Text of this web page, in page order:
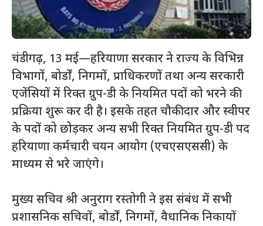
चंडीगढ़, 13 मई—हरियाणा सरकार ने राज्य के विभिन्न
विभागों, बोर्डों, निगमों, प्राधिकरणों तथा अन्य सरकारी
एजेंसियों में रिक्त ग्रुप-डी के नियमित पदों को भरने की
प्रक्रिया शुरू कर दी है। इसके तहत चौकीदार और स्वीपर
के पदों को छोड़कर अन्य सभी रिक्त नियमित ग्रुप-डी पद
हरियाणा कर्मचारी चयन आयोग (एचएसएससी) के
माध्यम से भरे जाएंगे।
मुख्य सचिव श्री अनुराग रस्तोगी ने इस संबंध में सभी
प्रशासनिक सचिवों, बोर्डों, निगमों, वैधानिक निकायों